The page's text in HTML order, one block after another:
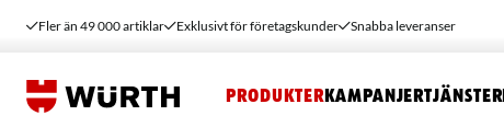
Fler än 49 000 artiklar Exklusivt för företagskunder Snabba leveranser
PRODUKTER KAMPANJERTJÄNSTER